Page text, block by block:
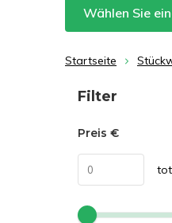
Wählen Sie
Startseite
Sortieren nach:
Filter
Preis €
tot